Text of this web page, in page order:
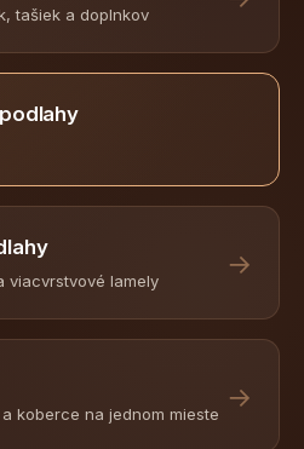
tašiek a doplnkov
viacvrstvové lamely
→
koberce na jednom mieste
→